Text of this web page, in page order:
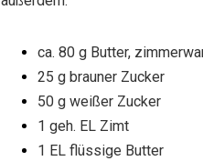
ca. 80 g Butter,
25 g brauner Zucker
50 g weißer Zucker
1 geh. EL Zimt
1 EL flüssige Butter